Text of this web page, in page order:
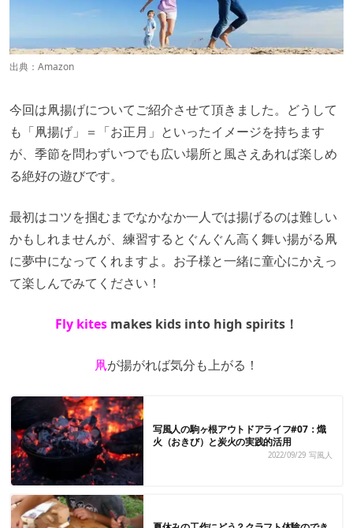
出典： Amazon
今回は凧揚げについてご紹介させて頂きました。どうして
も「凧揚げ」＝「お正月」といったイメージを持ちます
が、季節を問わずいつでも広い場所と風さえあれば楽しめ
る絶好の遊びです。
最初はコツを掴むまでなかなか一人では揚げるのは難しい
かもしれませんが、練習するとぐんぐん高く舞い揚がる凧
に夢中になってくれますよ。お子様と一緒に童心にかえっ
て楽しんでみてください！
Fly kites makes kids into high spirits！
凧が揚がれば気分も上がる！
写風人の駒ヶ根アウトドアライフ#07：熾
火（おきび）と炭火の実践的活用
2022/09/29 写風人